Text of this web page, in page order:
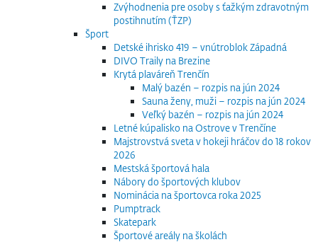
Zvýhodnenia pre osoby s ťažkým zdravotným
postihnutím (ŤZP)
Šport
Detské ihrisko 419 – vnútroblok Západná
DIVO Traily na Brezine
Krytá plaváreň Trenčín
Malý bazén – rozpis na jún 2024
Sauna ženy, muži – rozpis na jún 2024
Veľký bazén – rozpis na jún 2024
Letné kúpalisko na Ostrove v Trenčíne
Majstrovstvá sveta v hokeji hráčov do 18 rokov
2026
Mestská športová hala
Nábory do športových klubov
Nominácia na športovca roka 2025
Pumptrack
Skatepark
Športové areály na školách